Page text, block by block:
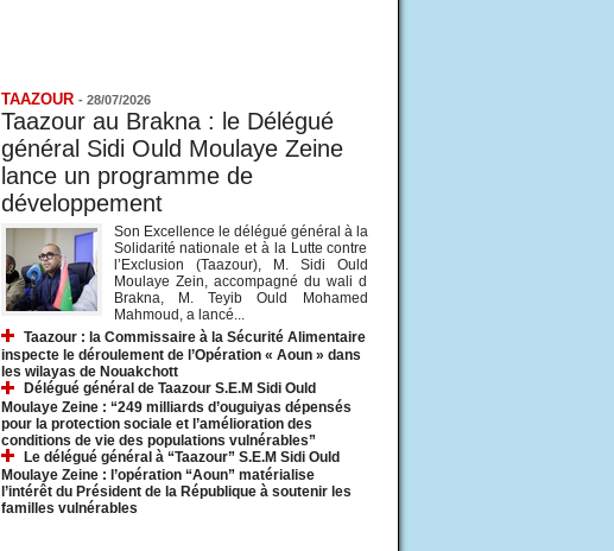
TAAZOUR - 28/07/2026
Taazour au Brakna : le Délégué
général Sidi Ould Moulaye Zeine
lance un programme de
développement
Son Excellence le délégué général à la
Solidarité nationale et à la Lutte contre
l’Exclusion (Taazour), M. Sidi Ould
Moulaye Zein, accompagné du wali d
Brakna, M. Teyib Ould Mohamed
Mahmoud, a lancé...
Taazour : la Commissaire à la Sécurité Alimentaire
inspecte le déroulement de l’Opération « Aoun » dans
les wilayas de Nouakchott
Délégué général de Taazour S.E.M Sidi Ould
Moulaye Zeine : “249 milliards d’ouguiyas dépensés
pour la protection sociale et l’amélioration des
conditions de vie des populations vulnérables”
Le délégué général à “Taazour” S.E.M Sidi Ould
Moulaye Zeine : l’opération “Aoun” matérialise
l’intérêt du Président de la République à soutenir les
familles vulnérables